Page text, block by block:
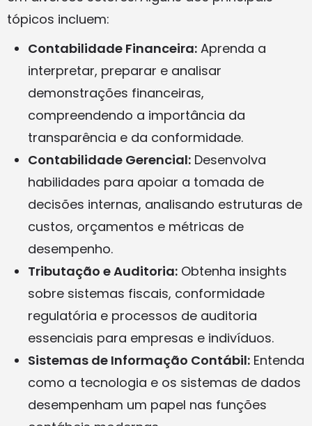
tópicos incluem:
Contabilidade Financeira: Aprenda a
interpretar, preparar e analisar
demonstrações financeiras,
compreendendo a importância da
transparência e da conformidade.
Contabilidade Gerencial: Desenvolva
habilidades para apoiar a tomada de
decisões internas, analisando estruturas de
custos, orçamentos e métricas de
desempenho.
Tributação e Auditoria: Obtenha insights
sobre sistemas fiscais, conformidade
regulatória e processos de auditoria
essenciais para empresas e indivíduos.
Sistemas de Informação Contábil: Entenda
como a tecnologia e os sistemas de dados
desempenham um papel nas funções